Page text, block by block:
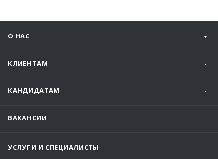
О НАС
КЛИЕНТАМ
КАНДИДАТАМ
ВАКАНСИИ
УСЛУГИ И СПЕЦИАЛИСТЫ